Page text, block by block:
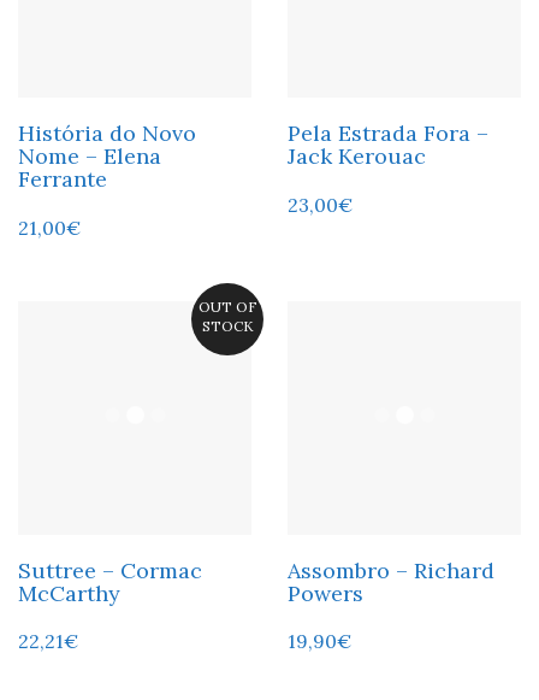
História do Novo
Nome – Elena
Ferrante
21,00€
Pela Estrada Fora –
Jack Kerouac
23,00€
OUT OF
STOCK
Suttree – Cormac
McCarthy
22,21€
Assombro – Richard
Powers
19,90€